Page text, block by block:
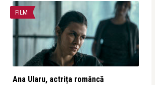
FILM
Ana Ularu, actrița româncă